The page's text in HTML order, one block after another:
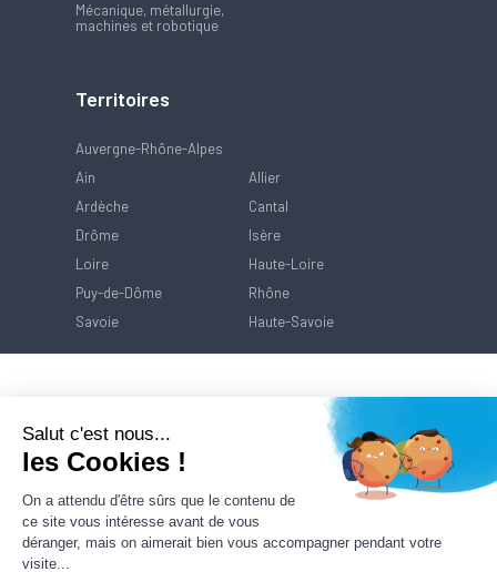
Mécanique, métallurgie,
machines et robotique
Territoires
Auvergne-Rhône-Alpes
Ain
Allier
Ardèche
Cantal
Drôme
Isère
Loire
Haute-Loire
Puy-de-Dôme
Rhône
Savoie
Haute-Savoie
Salut c'est nous...
les Cookies !
On a attendu d'être sûrs que le contenu de
ce site vous intéresse avant de vous
déranger, mais on aimerait bien vous accompagner pendant votre
visite...